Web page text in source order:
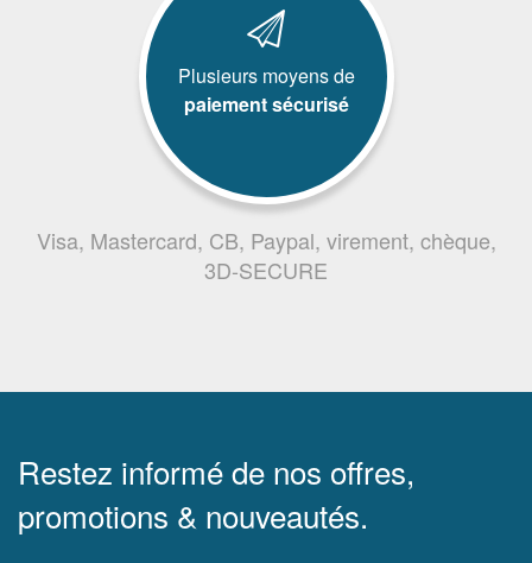
Plusieurs moyens de
paiement sécurisé
Visa, Mastercard, CB, Paypal, virement, chèque,
3D-SECURE
Restez informé de nos offres,
promotions & nouveautés.